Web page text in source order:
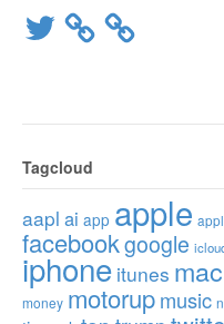
Twitter
Tagcloud
aapl ai app apple
facebookgoogle
iphone itunes mac
money motorupmusic